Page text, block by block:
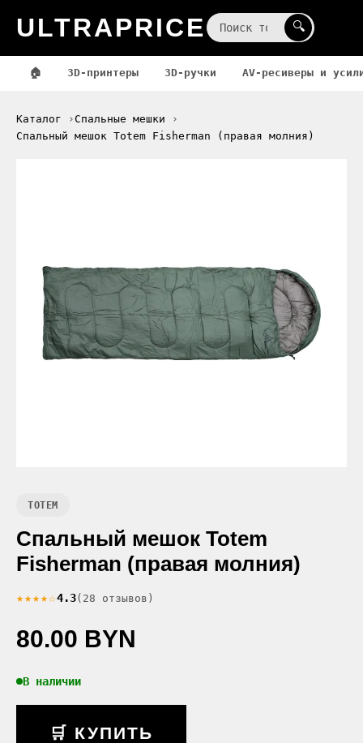
ULTRAPRICE 🔍
🏠 3D-принтеры 3D-ручки AV-ресиверы и
Каталог
Спальные мешки
Спальный мешок Totem Fisherman (правая молния)
TOTEM
Спальный мешок Totem
Fisherman (правая молния)
★★★★☆4.3(28 отзывов)
80.00 BYN
В наличии
🛒 КУПИТЬ